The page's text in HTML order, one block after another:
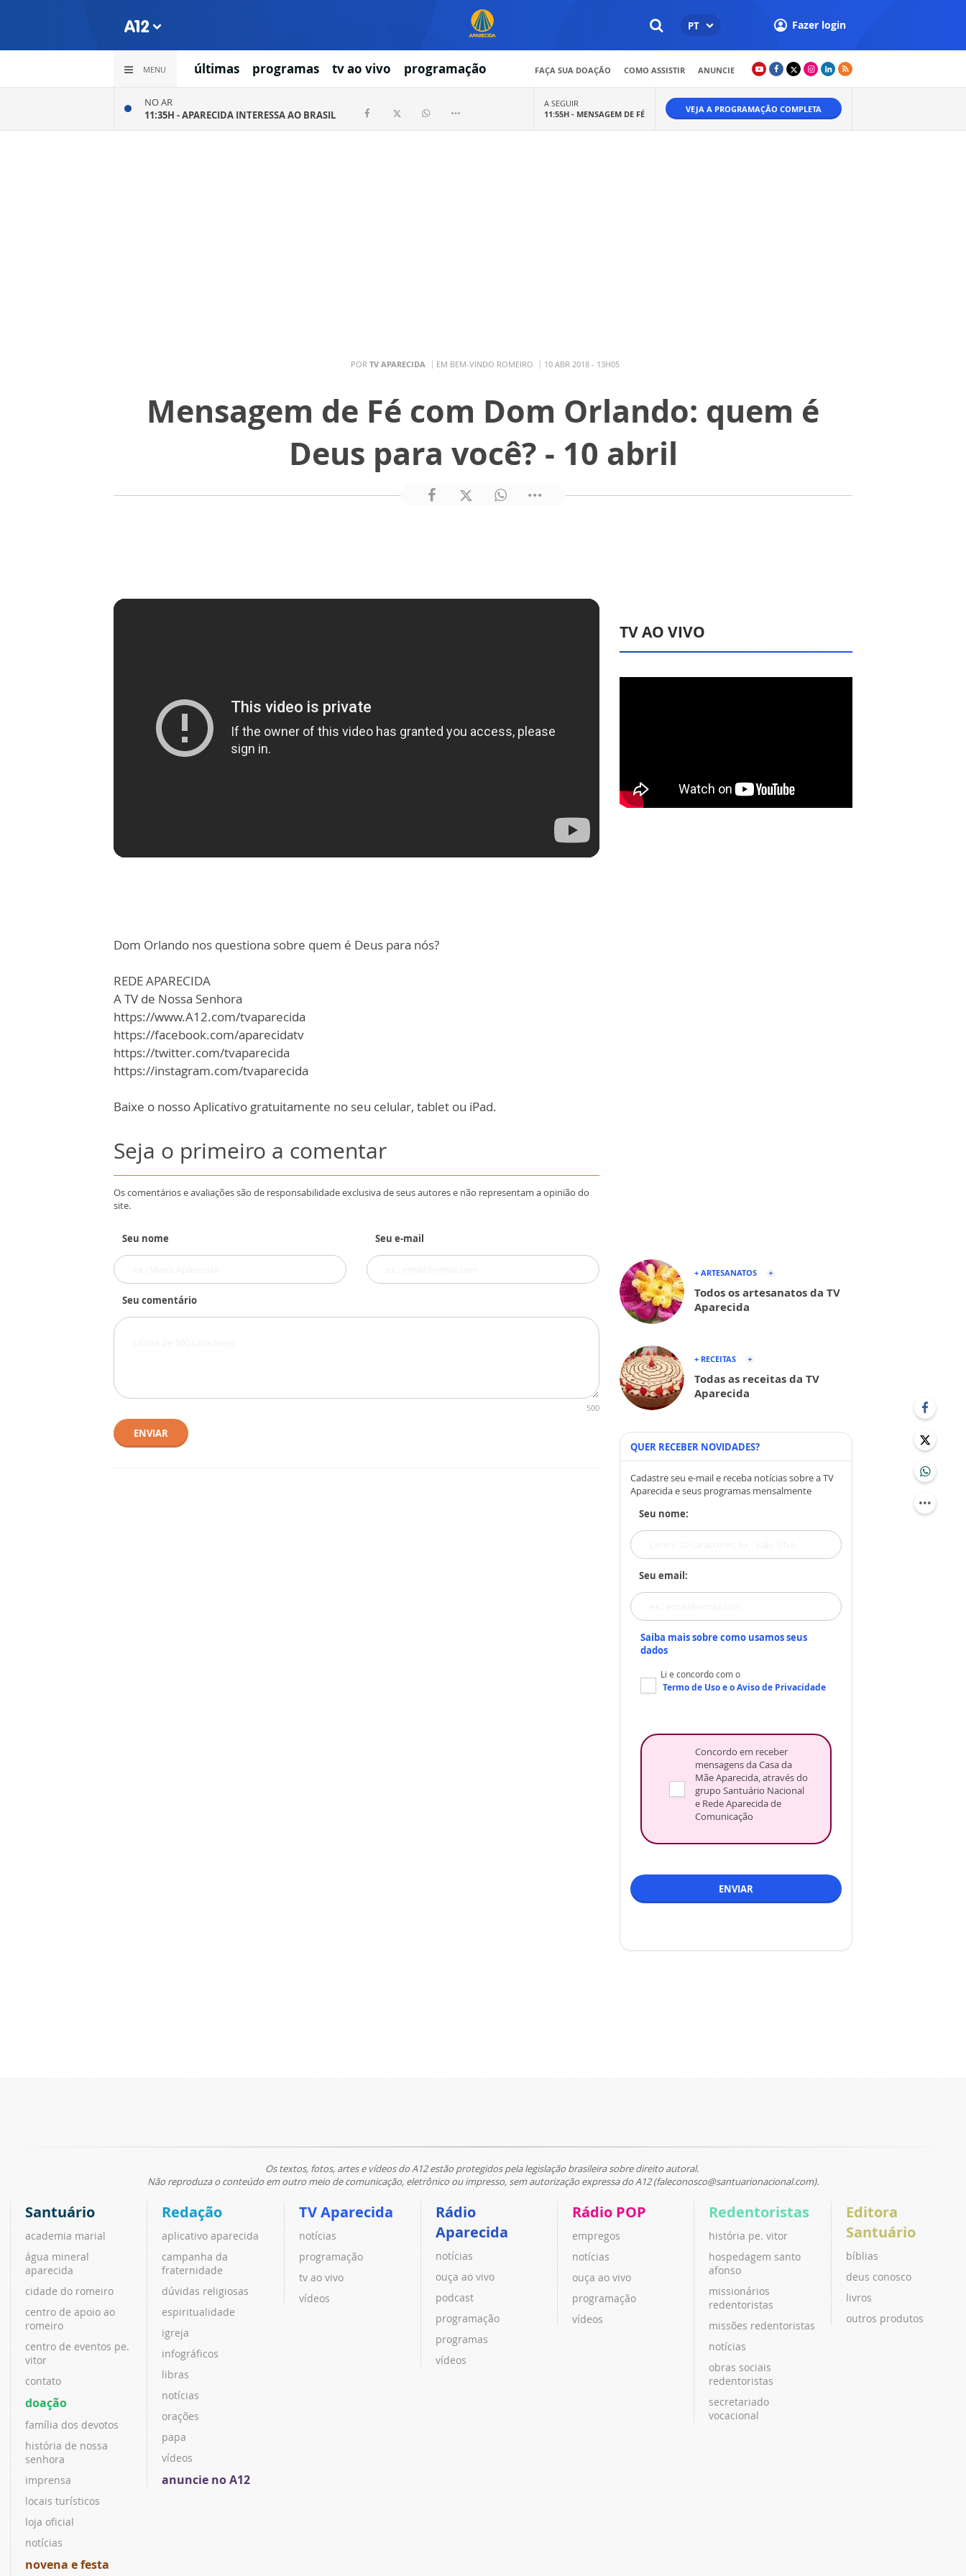
PT Fazer login
MENU últimas programas tv ao vivo programação FAÇA SUA DOAÇÃO COMO ASSISTIR ANUNCIE
NO AR
11:35H -APARECIDA INTERESSA AO BRASIL
A SEGUIR
11:55H - MENSAGEM DE FÉ VEJA A PROGRAMAÇÃO COMPLETA
POR TV APARECIDA EM BEM-VINDO ROMEIRO 10 ABR 2018 - 13H05
Mensagem de Fé com Dom Orlando: quem é
Deus para você? - 10 abril
Dom Orlando nos questiona sobre quem é Deus para nós?
REDE APARECIDA
A TV de Nossa Senhora
https://www.A12.com/tvaparecida
https://facebook.com/aparecidatv
https://twitter.com/tvaparecida
https://instagram.com/tvaparecida
Baixe o nosso Aplicativo gratuitamente no seu celular, tablet ou iPad.
Seja o primeiro a comentar
Os comentários e avaliações são de responsabilidade exclusiva de seus autores e não representam a opinião do
site.
Seu nome Seu e-mail
Seu comentário
500
ENVIAR
TV AO VIVO
+ ARTESANATOS
Todos os artesanatos da TV
Aparecida
+ RECEITAS
Todas as receitas da TV
Aparecida
QUER RECEBER NOVIDADES?
Cadastre seu e-mail e receba notícias sobre a TV
Aparecida e seus programas mensalmente
Seu nome:
Seu email:
Saiba mais sobre como usamos seus
dados
Li e concordo com o
Termo de Usoe oAviso de Privacidade
Concordo em receber
mensagens da Casa da
Mãe Aparecida, através do
grupo Santuário Nacional
e Rede Aparecida de
Comunicação
ENVIAR
Os textos, fotos, artes e vídeos do A12 estão protegidos pela legislação brasileira sobre direito autoral.
Não reproduza o conteúdo em outro meio de comunicação, eletrônico ou impresso, sem autorização expressa do A12 (faleconosco@santuarionacional.com).
Santuário
academia marial
água mineral
aparecida
cidade do romeiro
centro de apoio ao
romeiro
centro de eventos pe.
vitor
contato
doação
família dos devotos
história de nossa
senhora
imprensa
locais turísticos
loja oficial
notícias
novena e festa
Redação
aplicativo aparecida
campanha da
fraternidade
dúvidas religiosas
espiritualidade
igreja
infográficos
libras
notícias
orações
papa
vídeos
anuncie no A12
TV Aparecida
notícias
programação
tv ao vivo
vídeos
Rádio
Aparecida
notícias
ouça ao vivo
podcast
programação
programas
vídeos
Rádio POP
empregos
notícias
ouça ao vivo
programação
vídeos
Redentoristas
história pe. vitor
hospedagem santo
afonso
missionários
redentoristas
missões redentoristas
notícias
obras sociais
redentoristas
secretariado
vocacional
Editora
Santuário
bíblias
deus conosco
livros
outros produtos